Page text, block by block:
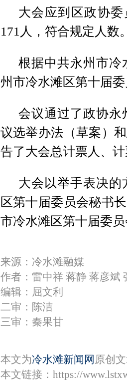
大会应到区政协
171人，符合规定人数
根据中共永州市冷
州市冷水滩区第十届
会议通过了政协永
议选举办法（草案）
告了大会总计票人、
大会以举手表决
区第十届委员会秘书
市冷水滩区第十届委
来源：冷水滩融媒
作者：雷中祥 蒋静 蒋彦斌
编辑：屈文利
二审：陈洁
三审：秦果甘
本文为冷水滩新闻网 原创
本文链接： https://